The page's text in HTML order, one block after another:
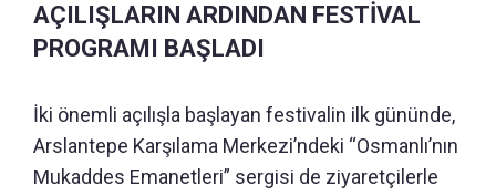
AÇILIŞLARIN ARDINDAN FESTİVAL
PROGRAMI BAŞLADI
İki önemli açılışla başlayan festivalin ilk gününde,
Arslantepe Karşılama Merkezi’ndeki “Osmanlı’nın
Mukaddes Emanetleri” sergisi de ziyaretçilerle